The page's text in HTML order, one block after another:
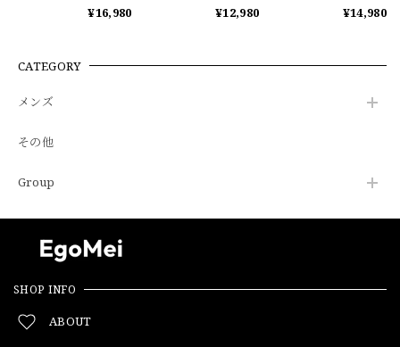
¥16,980
¥12,980
¥14,980
CATEGORY
メンズ
その他
Group
SHOP INFO
ABOUT